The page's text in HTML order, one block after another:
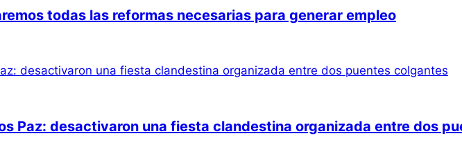
todas las reformas necesarias para generar empleo
Paz: desactivaron una fiesta clandestina organizada entre dos